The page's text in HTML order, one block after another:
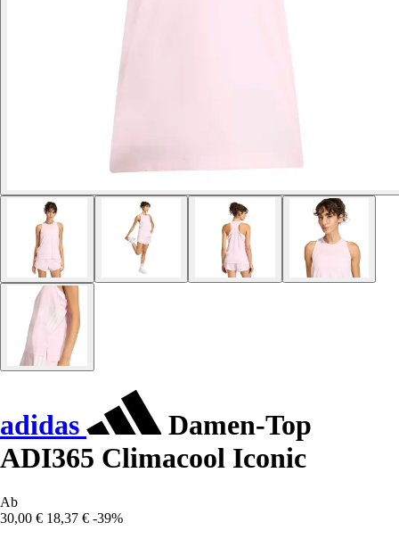
adidas
Damen-Top
ADI365 Climacool Iconic
Ab
30,00 € 18,37 € -39%